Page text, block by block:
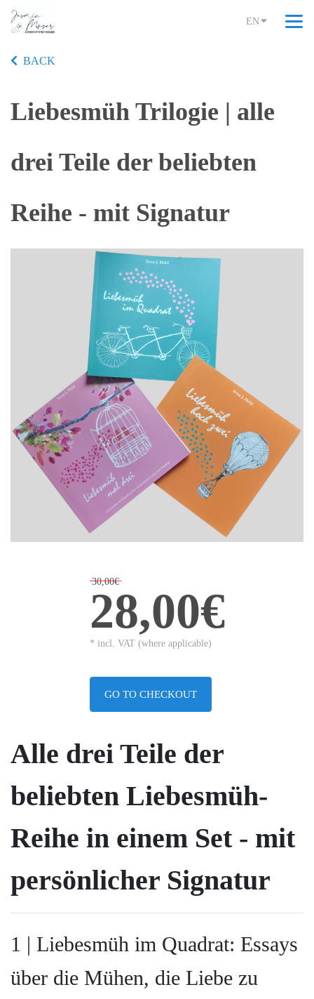
EN
BACK
Liebesmüh Trilogie | alle
drei Teile der beliebten
Reihe - mit Signatur
30,00€
28,00€
* incl. VAT (where applicable)
GO TO CHECKOUT
Alle drei Teile der
beliebten Liebesmüh-
Reihe in einem Set - mit
persönlicher Signatur
1 | Liebesmüh im Quadrat: Essays
über die Mühen, die Liebe zu